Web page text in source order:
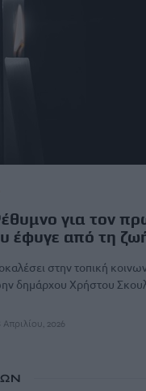
για τον
έφυγε από τη
στην τοπική
δημάρχου Χρήστου
Απριλίου, 2026